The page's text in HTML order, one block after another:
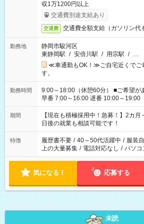
収1万1200円以上
交通費別途支給あり
交通費 交通費全額支給（ガソリン代
勤務地
静岡市駿河区
東静岡駅 / 安倍川駅 / 用宗駅 / …
≪車通勤もOK！≫ご自宅近くでご
す。
勤務時間
9:00～18:00（休憩60分） ■ご希望があれば下記シフトもOK！
早番 7:00～16:00 遅番 10:00～19:00 「家族と休みを合わせた
い」 「余裕を持って夕飯の準備がし
たくない」 など、ご希望を教えてくださいね。
の方へ 今ご覧のお仕事で希望する勤
の勤務時間。 合計で週40時間を超え
期間
【現在も積極採用中！急募！】2カ
日後の就業も相談可能です！
特徴 履歴書不要 / 40～50代活躍中 / 服装
上の大量募集 / 電話対応なし / パソコ
気になる！ 応募する
未読